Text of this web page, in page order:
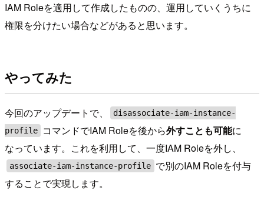
IAM Roleを適用して作成したものの、運用していくうちに
権限を分けたい場合などがあると思います。
やってみた
今回のアップデートで、
disassociate-iam-instance-
profile
コマンドでIAM Roleを後から外すことも可能に
なっています。これを利用して、一度IAM Roleを外し、
associate-iam-instance-profile で別のIAM Roleを付与
することで実現します。